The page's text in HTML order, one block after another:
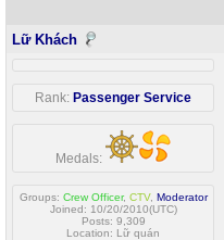
Lữ Khách
Rank: Passenger Service
Medals:
Groups: Crew Officer, CTV, Moderator
Joined: 10/20/2010(UTC)
Posts: 9,309
Location: Lữ quán